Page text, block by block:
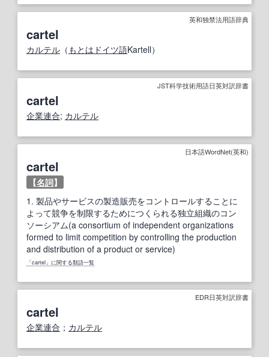
英和独禁法用語辞典
cartel
カルテル （ もとは ドイツ語Kartell）
JST科学技術用語日英対訳辞書
cartel
企業連合; カルテル
日本語WordNet(英和)
cartel
【名詞】
1. 製品やサービスの製造販売をコントロールすることに
よって競争を制限するためにつくられる独立組織のコン
ソーシアム(a consortium of independent organizations
formed to limit competition by controlling the production
and distribution of a product or service)
「cartel」に関する類語一覧
EDR日英対訳辞書
cartel
企業連合 ； カルテル